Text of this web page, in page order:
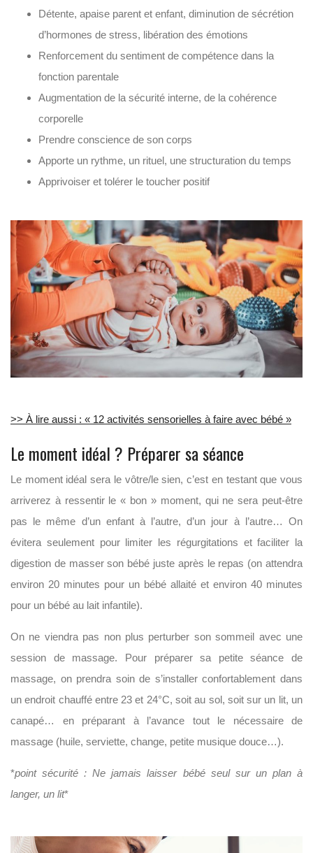
Détente, apaise parent et enfant, diminution de sécrétion
d’hormones de stress, libération des émotions
Renforcement du sentiment de compétence dans la
fonction parentale
Augmentation de la sécurité interne, de la cohérence
corporelle
Prendre conscience de son corps
Apporte un rythme, un rituel, une structuration du temps
Apprivoiser et tolérer le toucher positif
>> À lire aussi : « 12 activités sensorielles à faire avec bébé »
Le moment idéal ? Préparer sa séance
Le moment idéal sera le vôtre/le sien, c’est en testant que vous
arriverez à ressentir le « bon » moment, qui ne sera peut-être
pas le même d’un enfant à l’autre, d’un jour à l’autre… On
évitera seulement pour limiter les régurgitations et faciliter la
digestion de masser son bébé juste après le repas (on attendra
environ 20 minutes pour un bébé allaité et environ 40 minutes
pour un bébé au lait infantile).
On ne viendra pas non plus perturber son sommeil avec une
session de massage. Pour préparer sa petite séance de
massage, on prendra soin de s’installer confortablement dans
un endroit chauffé entre 23 et 24°C, soit au sol, soit sur un lit, un
canapé… en préparant à l’avance tout le nécessaire de
massage (huile, serviette, change, petite musique douce…).
*point sécurité : Ne jamais laisser bébé seul sur un plan à
langer, un lit*